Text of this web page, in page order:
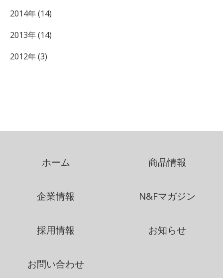
2014年 (14)
2013年 (14)
2012年 (3)
ホーム 商品情報
企業情報 N&Fマガジン
採用情報 お知らせ
お問い合わせ